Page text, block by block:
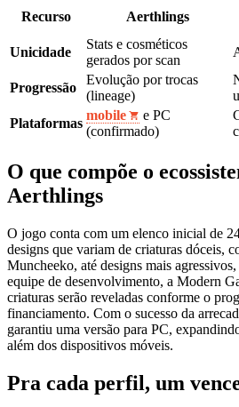
Recurso Aerthlings
Unicidade
Stats e cosméticos
gerados por scan
Progressão
Evolução por trocas
(lineage)
Plataformas
mobile
e PC
(confirmado)
O que compõe o
Aerthlings
O jogo conta com um elenco inicial de
designs que variam de criaturas dóceis,
Muncheeko, até designs mais
equipe de desenvolvimento, a Modern
criaturas serão reveladas conforme o
financiamento. Com o sucesso da
garantiu uma versão para PC,
além dos dispositivos móveis.
Pra cada perfil, um